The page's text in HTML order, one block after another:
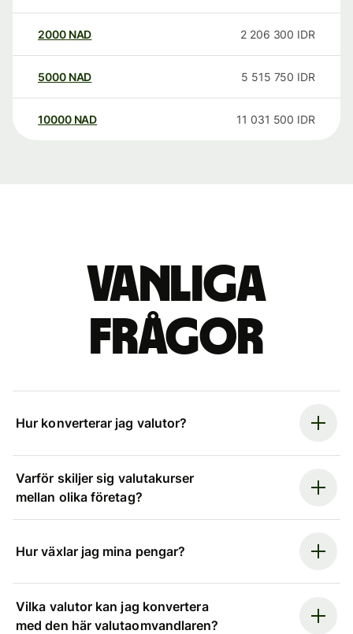
2000 NAD 2 206 300 IDR
5000 NAD 5 515 750 IDR
10000 NAD 11 031 500 IDR
Vanliga
frågor
Hur konverterar jag valutor?
Varför skiljer sig valutakurser
mellan olika företag?
Hur växlar jag mina pengar?
Vilka valutor kan jag konvertera
med den här valutaomvandlaren?